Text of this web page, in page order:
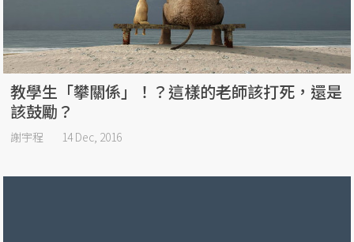
教學生「攀關係」！？這樣的老師該打死，還是
該鼓勵？
謝宇程 14 Dec, 2016